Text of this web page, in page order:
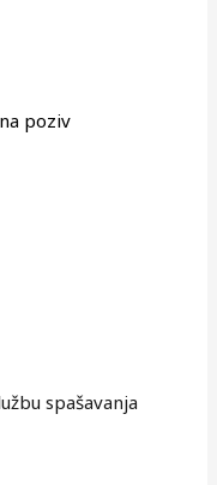
poziv
spašavanja